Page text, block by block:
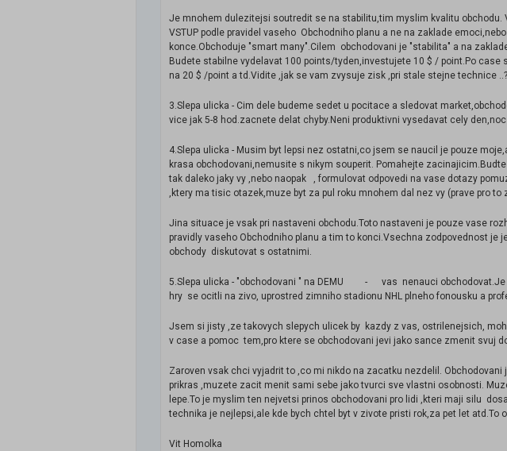
Je mnohem dulezitejsi soutredit se na stabilitu,tim myslim kvalitu obchodu.
VSTUP podle pravidel vaseho Obchodniho planu a ne na zaklade
konce.Obchoduje "smart many".Cilem obchodovani je "stabilita" a na
Budete stabilne vydelavat 100 points/tyden,investujete 10 $ / point.Po
na 20 $ /point a td.Vidite ,jak se vam zvysuje zisk ,pri stale stejne technice ..?
3.Slepa ulicka - Cim dele budeme sedet u pocitace a sledovat
vice jak 5-8 hod.zacnete delat chyby.Neni produktivni vysedavat cely
4.Slepa ulicka - Musim byt lepsi nez ostatni,co jsem se naucil je pouze
krasa obchodovani,nemusite s nikym souperit. Pomahejte
tak daleko jaky vy ,nebo naopak , formulovat odpovedi na vase dotazy
,ktery ma tisic otazek,muze byt za pul roku mnohem dal nez vy (prave pro to
Jina situace je vsak pri nastaveni obchodu.Toto nastaveni je pouze vase
pravidly vaseho Obchodniho planu a tim to konci.Vsechna zodpovednost
obchody diskutovat s ostatnimi.
5.Slepa ulicka - "obchodovani " na DEMU - vas nenauci obchodovat.Je
hry se ocitli na zivo, uprostred zimniho stadionu NHL plneho fonousku a
Jsem si jisty ,ze takovych slepych ulicek by kazdy z vas, ostrilenejsich,
v case a pomoc tem,pro ktere se obchodovani jevi jako sance zmenit svuj
Zaroven vsak chci vyjadrit to ,co mi nikdo na zacatku nezdelil.
prikras ,muzete zacit menit sami sebe jako tvurci sve vlastni osobnosti.
lepe.To je myslim ten nejvetsi prinos obchodovani pro lidi ,kteri maji silu
technika je nejlepsi,ale kde bych chtel byt v zivote pristi rok,za pet let atd.To
Vit Homolka